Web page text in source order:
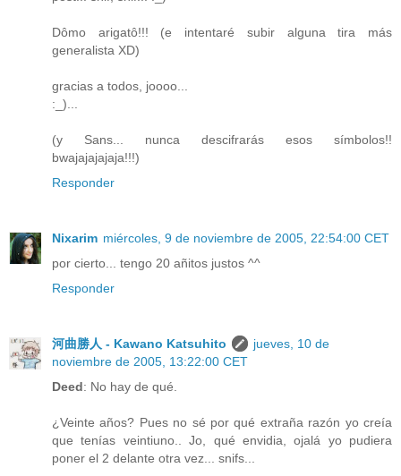
Dômo arigatô!!! (e intentaré subir alguna tira más
generalista XD)
gracias a todos, joooo...
:_)...
(y Sans... nunca descifrarás esos símbolos!!
bwajajajajaja!!!)
Responder
Nixarim miércoles, 9 de noviembre de 2005, 22:54:00 CET
por cierto... tengo 20 añitos justos ^^
Responder
河曲勝人 - Kawano Katsuhito
jueves, 10 de
noviembre de 2005, 13:22:00 CET
Deed: No hay de qué.
¿Veinte años? Pues no sé por qué extraña razón yo creía
que tenías veintiuno.. Jo, qué envidia, ojalá yo pudiera
poner el 2 delante otra vez... snifs...